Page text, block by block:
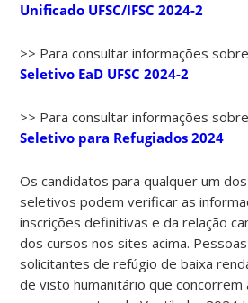
Unificado UFSC/IFSC 2024-2
>> Para consultar informações
Seletivo EaD UFSC 2024-2
>> Para consultar informações
Seletivo para Refugiados 2024
Os candidatos para qualquer um
seletivos podem verificar as
inscrições definitivas e da relação
dos cursos nos sites acima.
solicitantes de refúgio de baixa
de visto humanitário que concorrem